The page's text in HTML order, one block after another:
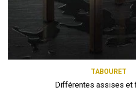
TABOURET
Différentes assises et